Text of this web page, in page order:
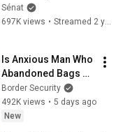
audition de Jean-
Marc Jancovici
Sénat
697K views • Streamed 2 years ago
Is Anxious Man Who
Abandoned Bags
Dodging
Inspection? |
DOUBLE EPISODE |
Border Security
492K views • 5 days ago
New